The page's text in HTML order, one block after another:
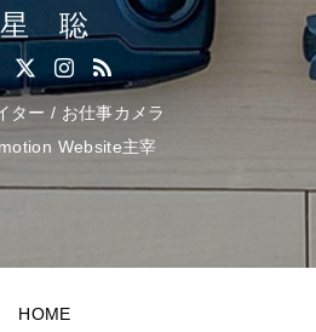
星 聡
ター / お仕事カメラ
Website主宰
HOME